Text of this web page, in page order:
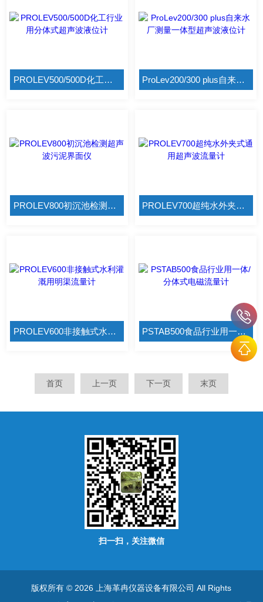
PROLEV500/500D化工行业用分体式超声波液位计 ProLev200/300 plus自来水厂测量一体型超声波液位计
PROLEV800初沉池检测超声波污泥界面仪 PROLEV700超纯水外夹式通用超声波流量计
PROLEV600非接触式水利灌溉用明渠流量计 PSTAB500食品行业用一体/分体式电磁流量计
首页 上一页 下一页 末页
扫一扫，关注微信
版权所有 © 2026 上海革冉仪器设备有限公司 All Rights